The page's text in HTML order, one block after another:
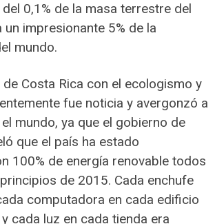
0,1% de la masa terrestre del
un impresionante 5% de la
mundo.
Costa Rica con el ecologismo y
fue noticia y avergonzó a
mundo, ya que el gobierno de
que el país ha estado
100% de energía renovable todos
de 2015. Cada enchufe
computadora en cada edificio
cada luz en cada tienda era